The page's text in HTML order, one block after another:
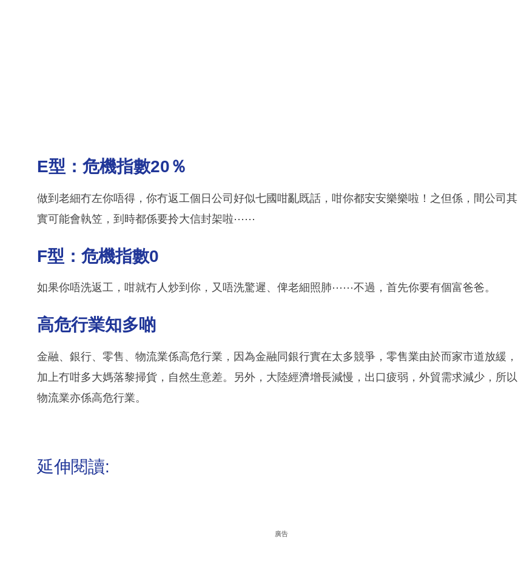
E型：危機指數20％
做到老細冇左你唔得，你冇返工個日公司好似七國咁亂既話，咁你都安安樂樂啦！之但係，間公司其
實可能會執笠，到時都係要拎大信封架啦⋯⋯
F型：危機指數0
如果你唔洗返工，咁就冇人炒到你，又唔洗驚遲、俾老細照肺⋯⋯不過，首先你要有個富爸爸。
高危行業知多啲
金融、銀行、零售、物流業係高危行業，因為金融同銀行實在太多競爭，零售業由於而家市道放緩，
加上冇咁多大媽落黎掃貨，自然生意差。另外，大陸經濟增長減慢，出口疲弱，外貿需求減少，所以
物流業亦係高危行業。
延伸閱讀:
廣告